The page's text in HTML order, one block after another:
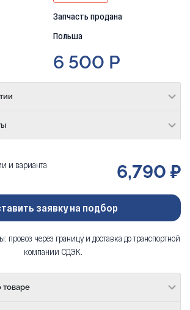
Запчасть продана
Польша
6 500 Р
и варианта
6,790 ₽
заявку на подбор
провоз через границу и доставка до транспортной
компании СДЭК.
товаре